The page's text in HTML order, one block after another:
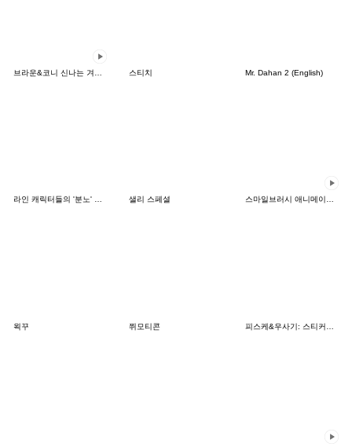
스티치 Mr. Dahan 2 (English)
라인 캐릭터들의 '분노' 시리즈 샐리 스페셜 스마일브러시 애니메이션 스티커
왹꾸 쮜모티콘